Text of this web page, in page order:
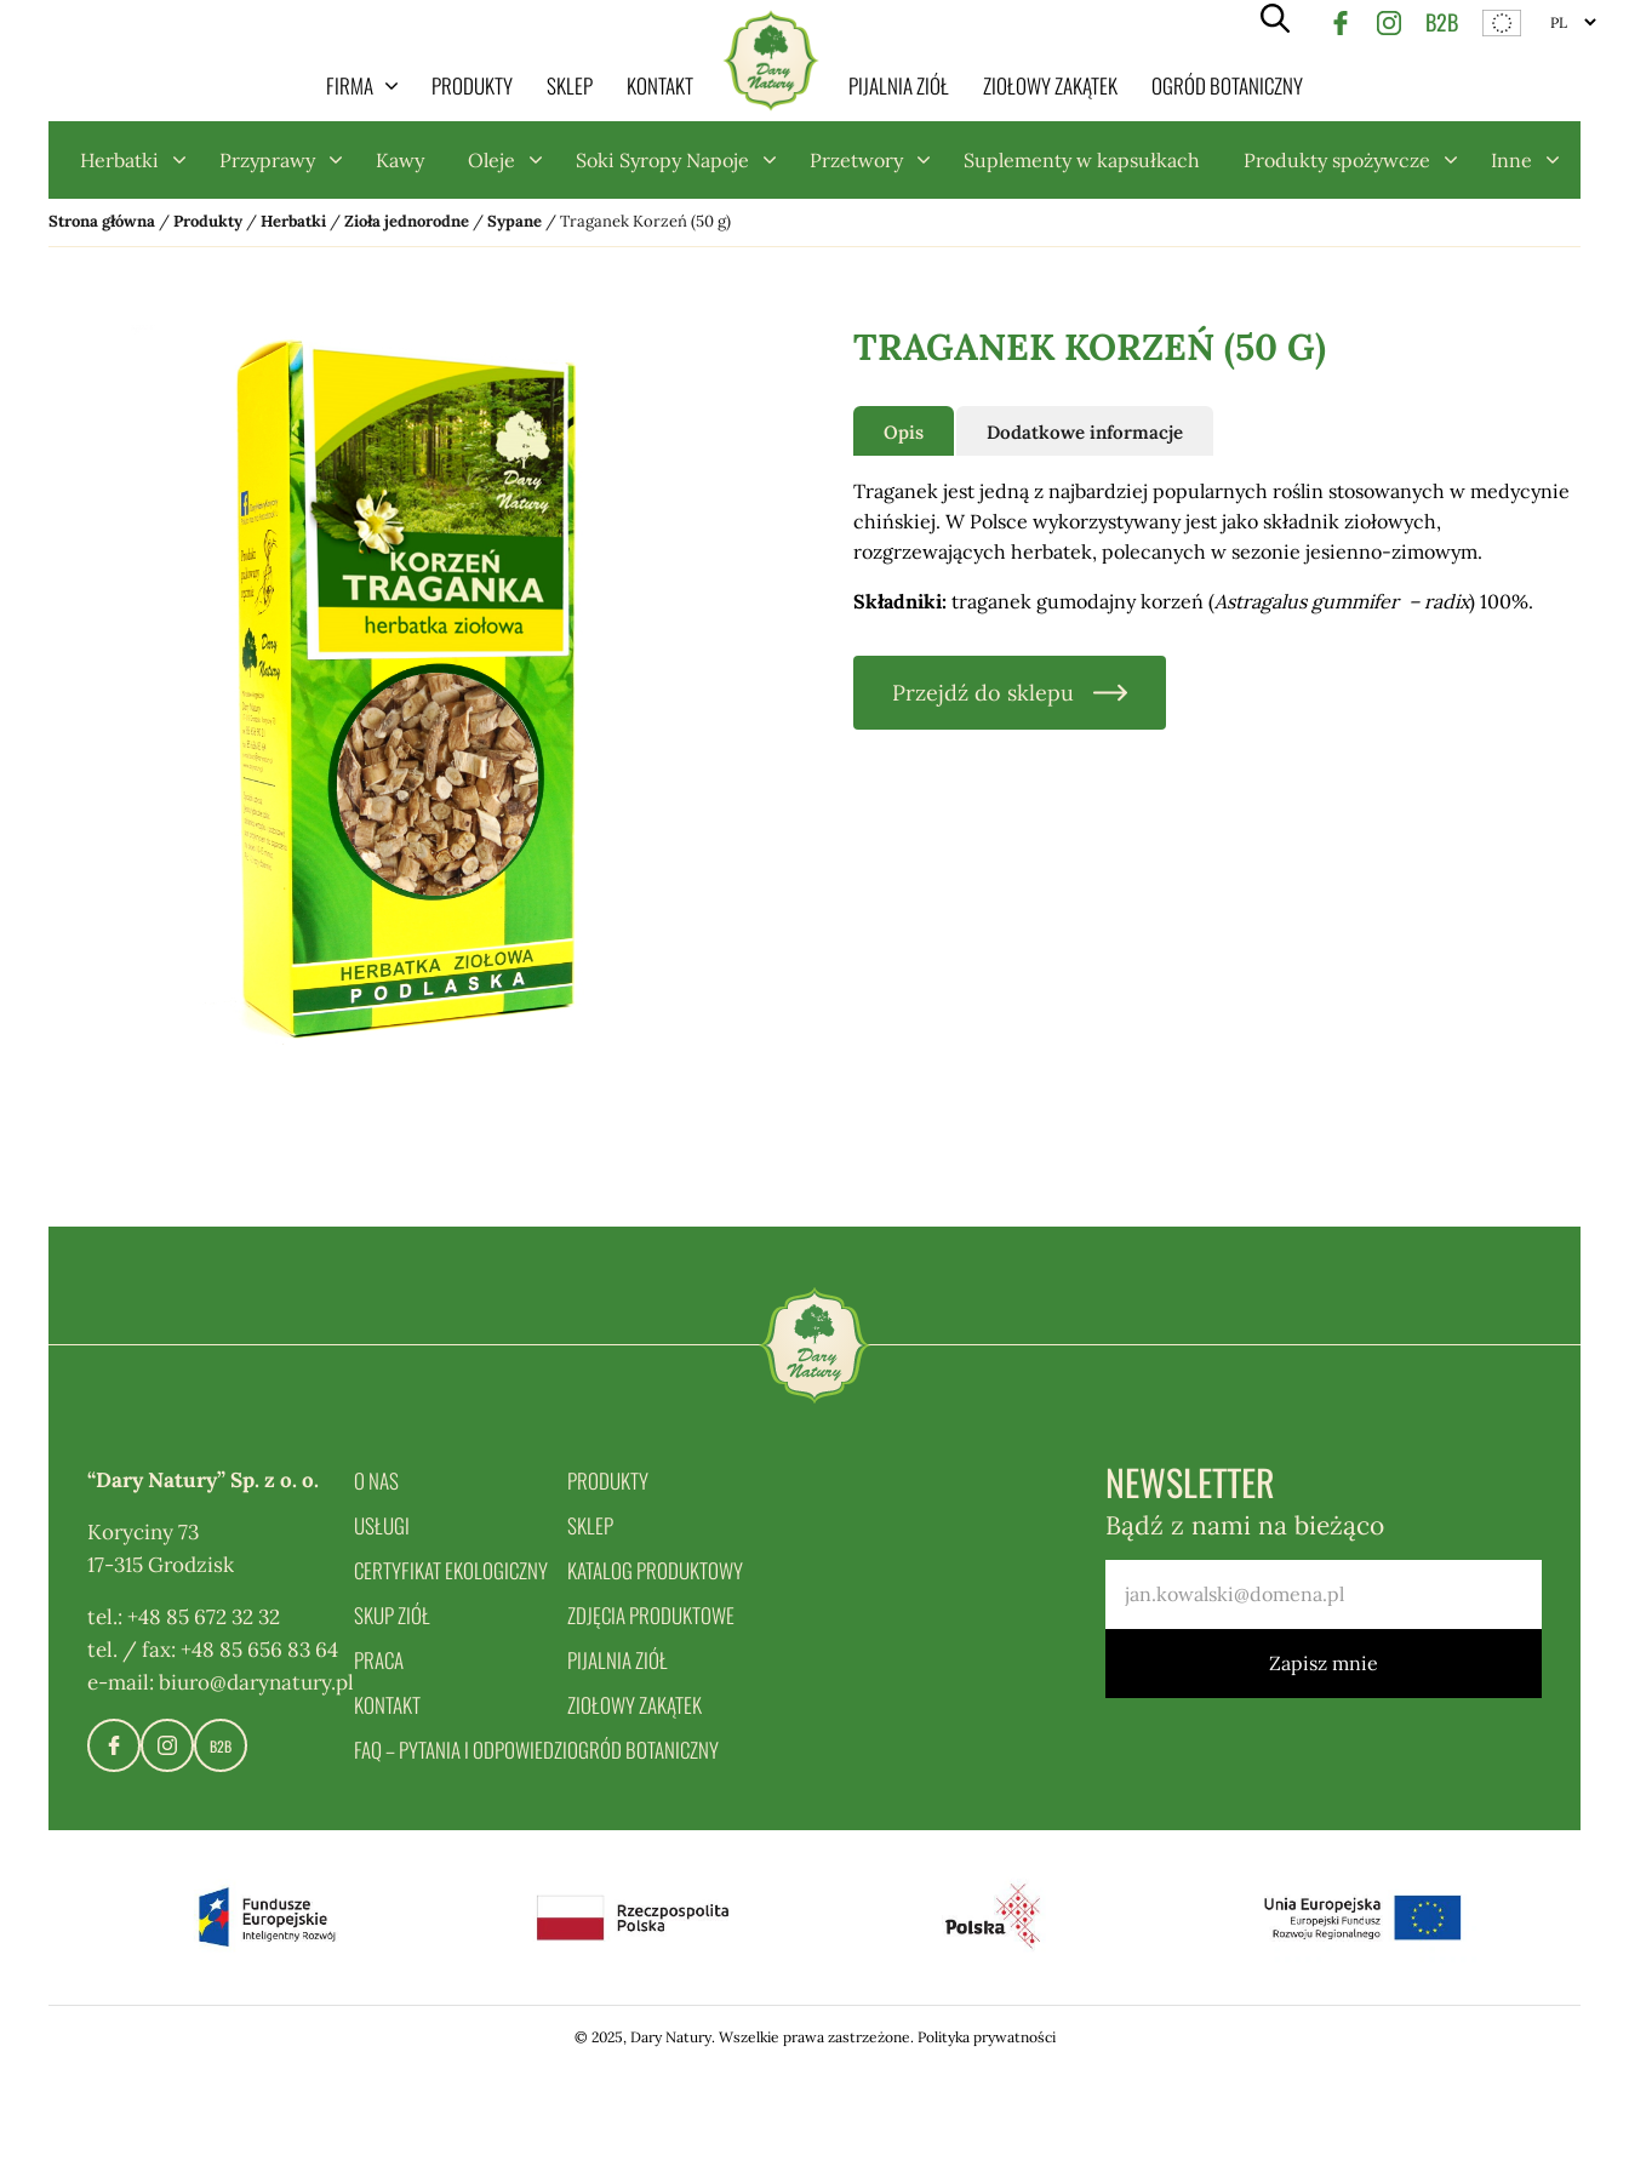
FIRMA PRODUKTY SKLEP KONTAKT PIJALNIA ZIÓŁ ZIOŁOWY ZAKĄTEK OGRÓD BOTANICZNY
B2B
for:
Herbatki Przyprawy Kawy Oleje Soki Syropy Napoje Przetwory Suplementy w kapsułkach Produkty spożywcze Inne
Strona główna /Produkty /Herbatki /Zioła jednorodne /Sypane /Traganek Korzeń (50 g)
TRAGANEK KORZEŃ (50 G)
Opis Dodatkowe informacje
Traganek jest jedną z najbardziej popularnych roślin stosowanych w medycynie
chińskiej. W Polsce wykorzystywany jest jako składnik ziołowych,
rozgrzewających herbatek, polecanych w sezonie jesienno-zimowym.
Składniki: traganek gumodajny korzeń (Astragalus gummifer – radix) 100%.
Przejdź do sklepu
“Dary Natury” Sp. z o. o.
Koryciny 73
17-315 Grodzisk
tel.: +48 85 672 32 32
tel. / fax: +48 85 656 83 64
e-mail: biuro@darynatury.pl
B2B
O NAS
USŁUGI
CERTYFIKAT EKOLOGICZNY
SKUP ZIÓŁ
PRACA
KONTAKT
FAQ – PYTANIA I ODPOWIEDZI
PRODUKTY
SKLEP
KATALOG PRODUKTOWY
ZDJĘCIA PRODUKTOWE
PIJALNIA ZIÓŁ
ZIOŁOWY ZAKĄTEK
OGRÓD BOTANICZNY
NEWSLETTER
Bądź z nami na bieżąco
Zapisz mnie
© 2025, Dary Natury. Wszelkie prawa zastrzeżone. Polityka prywatności